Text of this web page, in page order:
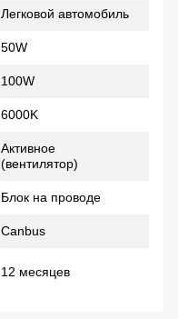
Легковой автомобиль
50W
100W
6000K
Активное
(вентилятор)
Блок на проводе
Canbus
12 месяцев